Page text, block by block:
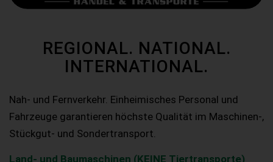
REGIONAL. NATIONAL.
INTERNATIONAL.
Nah- und Fernverkehr. Einheimisches Personal und
Fahrzeuge garantieren höchste Qualität im Maschinen-,
Stückgut- und Sondertransport.
Land- und Baumaschinen (KEINE Tiertransporte)